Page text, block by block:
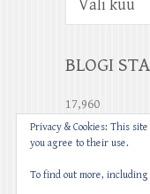
BLOGI
17,960
Privacy & Cookies: This
you agree to their use.
To find out more, including